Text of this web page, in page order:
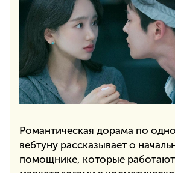
Романтическая дорама по
вебтуну рассказывает о
помощнике, которые работают